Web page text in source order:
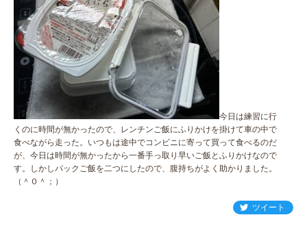
今日は練習に行
くのに時間が無かったので、レンチンご飯にふりかけを掛けて車の中で
食べながら走った。いつもは途中でコンビニに寄って買って食べるのだ
が、今日は時間が無かったから一番手っ取り早いご飯とふりかけなので
す。しかしパックご飯を二つにしたので、腹持ちがよく助かりました。
（＾０＾；）
ツイート